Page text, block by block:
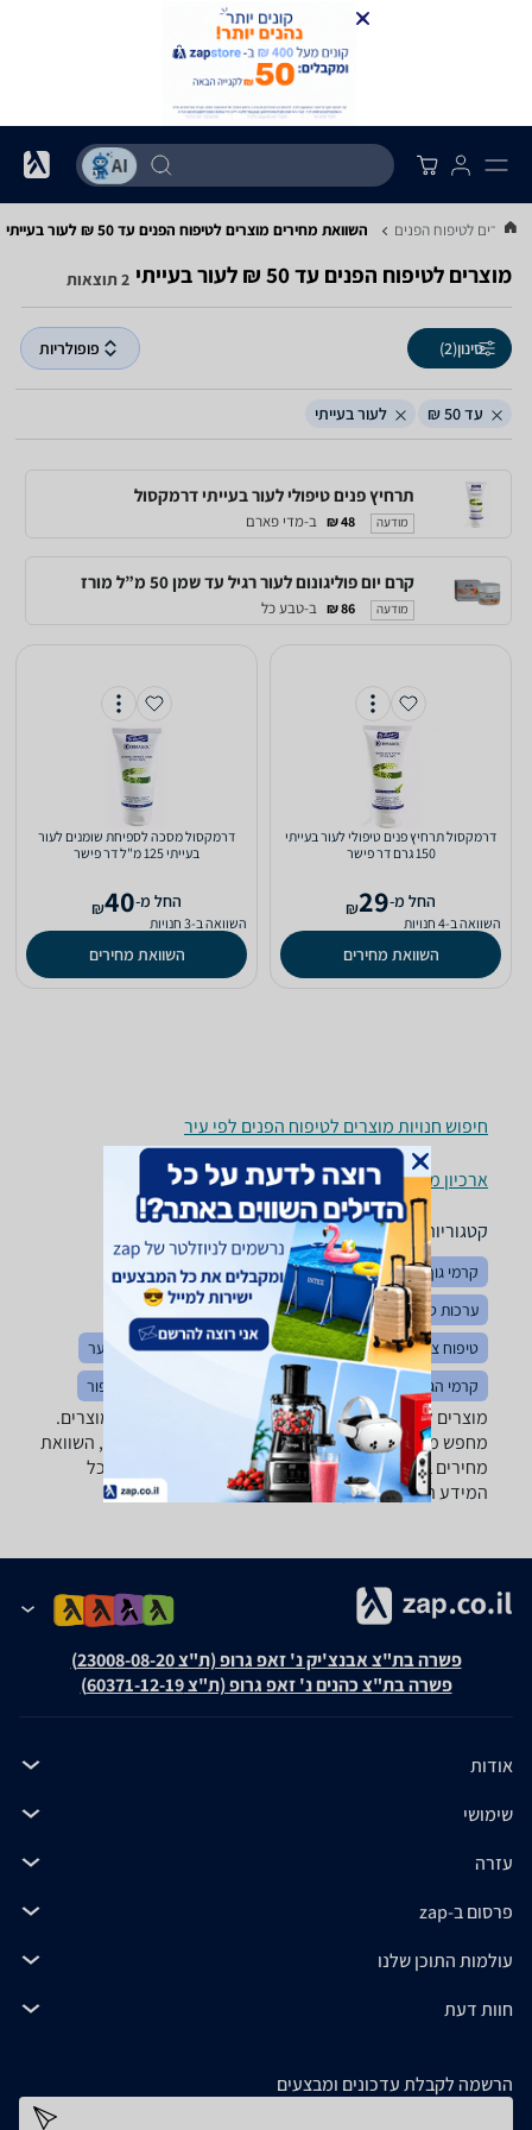
מוצרים לטיפוח הפנים השוואת מחירים מוצרים לטיפוח הפנים ‏עד 50 ‏₪ ‏לעור בעייתי
מוצרים לטיפוח הפנים ‏עד 50 ‏₪ ‏לעור בעייתי 2 תוצאות
סינון(2) פופולריות
עד 50 ₪ לעור בעייתי
תרחיץ פנים טיפולי לעור בעייתי דרמקסול
מודעה 48 ₪ ב-מדי פארם
קרם יום פוליגונום לעור רגיל עד שמן 50 מ”ל מורז
מודעה 86 ₪ ב-טבע כל
דרמקסול תרחיץ פנים טיפולי לעור בעייתי
150 גרם ‏דר פישר
‫החל מ-29
₪
השוואה ב-4 חנויות
השוואת מחירים
דרמקסול מסכה לספיחת שומנים לעור
בעייתי 125 מ"ל ‏דר פישר
‫החל מ-40
₪
השוואה ב-3 חנויות
השוואת מחירים
חיפוש חנויות מוצרים לטיפוח הפנים לפי עיר
ארכיון מוצרים
קטגוריות משלימות
קרמי גוף קרמי עיניים איפור עיניים
איפור פנים
ערכות טיפוח
הגיינת נשים שפתונים
כלי איפור
טיפוח ציפורניים
שמנים חיטוי והיגיינה אישית
טיפוח שיער
קרמי הגנה ושיזוף
טיפוח לילדים ותינוקות תיקי רחצה ואיפור
מוצרים לטיפוח הפנים ‏עד 50 ‏₪ ‏לעור בעייתי -נמצאו 2 מוצרים.
מחפש מוצר לטיפוח הפנים? רק בזאפ תמצאו חוות דעת, השוואת
מחירים ביותר מאלף חנויות בתחום טיפוח יופי ובריאות וכל
המידע הנחוץ עבור קבלת החלטה חכמה!
פשרה בת"צ אבנצ'יק נ' זאפ גרופ (ת"צ 23008-08-20)
פשרה בת"צ כהנים נ' זאפ גרופ (ת"צ 60371-12-19)
אודות
שימושי
עזרה
פרסום ב-zap
עולמות התוכן שלנו
חוות דעת
הרשמה לקבלת עדכונים ומבצעים